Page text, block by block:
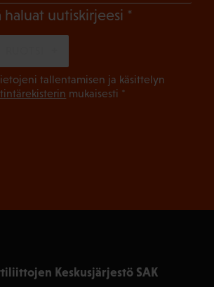
Keskusjärjestö SAK
uutiskirjeesi (Pakollinen)
tallentamisen ja käsittelyn
mukaisesti *